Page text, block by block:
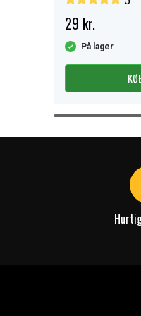
29 kr.
På lager
Item